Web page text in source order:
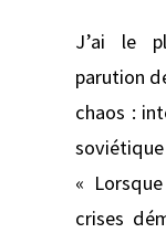
J’ai le
parution
chaos :
soviétique
«
crises